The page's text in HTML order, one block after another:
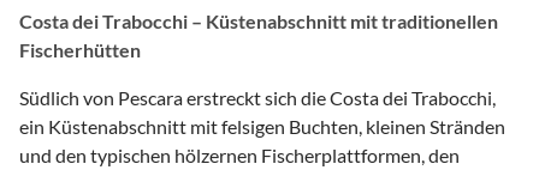
Costa dei Trabocchi – Küstenabschnitt mit traditionellen
Fischerhütten
Südlich von Pescara erstreckt sich die Costa dei Trabocchi,
ein Küstenabschnitt mit felsigen Buchten, kleinen Stränden
und den typischen hölzernen Fischerplattformen, den